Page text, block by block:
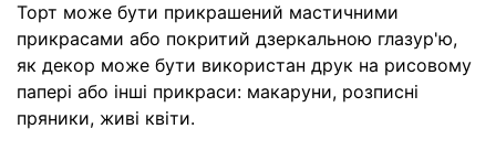
Торт може бути прикрашений мастичними
прикрасами або покритий дзеркальною глазур'ю,
як декор може бути використан друк на рисовому
папері або інші прикраси: макаруни, розписні
пряники, живі квіти.